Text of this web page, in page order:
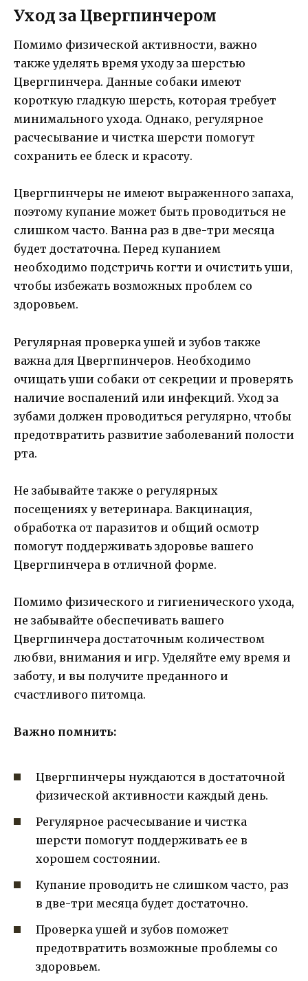
Уход за Цвергпинчером
Помимо физической активности, важно
также уделять время уходу за шерстью
Цвергпинчера. Данные собаки имеют
короткую гладкую шерсть, которая требует
минимального ухода. Однако, регулярное
расчесывание и чистка шерсти помогут
сохранить ее блеск и красоту.
Цвергпинчеры не имеют выраженного запаха,
поэтому купание может быть проводиться не
слишком часто. Ванна раз в две-три месяца
будет достаточна. Перед купанием
необходимо подстричь когти и очистить уши,
чтобы избежать возможных проблем со
здоровьем.
Регулярная проверка ушей и зубов также
важна для Цвергпинчеров. Необходимо
очищать уши собаки от секреции и проверять
наличие воспалений или инфекций. Уход за
зубами должен проводиться регулярно, чтобы
предотвратить развитие заболеваний полости
рта.
Не забывайте также о регулярных
посещениях у ветеринара. Вакцинация,
обработка от паразитов и общий осмотр
помогут поддерживать здоровье вашего
Цвергпинчера в отличной форме.
Помимо физического и гигиенического ухода,
не забывайте обеспечивать вашего
Цвергпинчера достаточным количеством
любви, внимания и игр. Уделяйте ему время и
заботу, и вы получите преданного и
счастливого питомца.
Важно помнить:
Цвергпинчеры нуждаются в достаточной
физической активности каждый день.
Регулярное расчесывание и чистка
шерсти помогут поддерживать ее в
хорошем состоянии.
Купание проводить не слишком часто, раз
в две-три месяца будет достаточно.
Проверка ушей и зубов поможет
предотвратить возможные проблемы со
здоровьем.